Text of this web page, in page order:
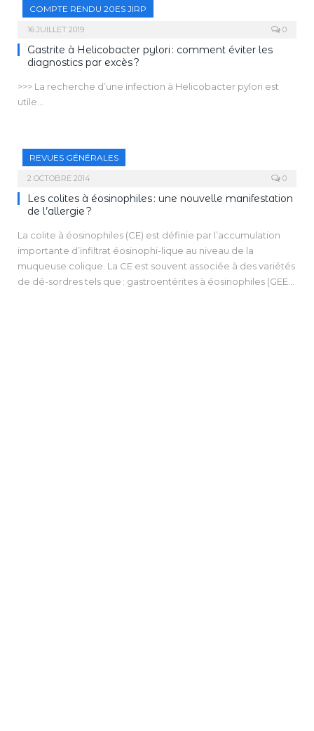
COMPTE RENDU 20ES JIRP
16 JUILLET 2019 0
Gastrite à Helicobacter pylori : comment éviter les
diagnostics par excès ?
>>> La recherche d’une infection à Helicobacter pylori est
utile…
REVUES GÉNÉRALES
2 OCTOBRE 2014 0
Les colites à éosinophiles : une nouvelle manifestation
de l’allergie ?
La colite à éosinophiles (CE) est définie par l’accumulation
importante d’infiltrat éosinophi-lique au niveau de la
muqueuse colique. La CE est souvent associée à des variétés
de dé-sordres tels que : gastroentérites à éosinophiles (GEE),